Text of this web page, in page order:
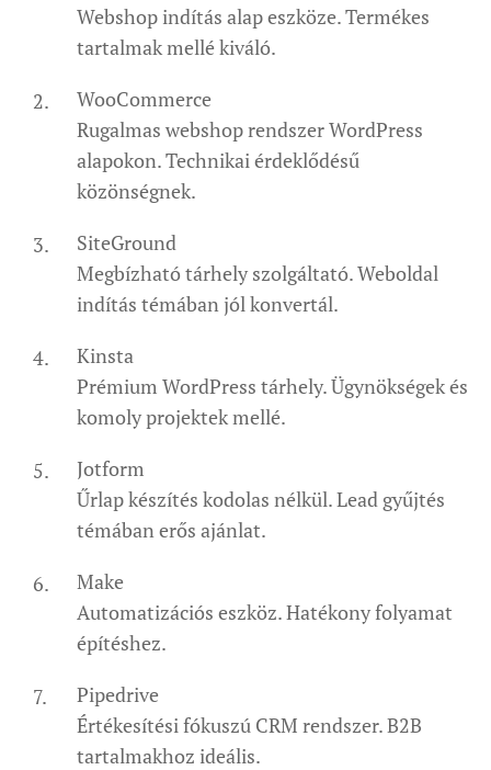
Webshop indítás alap eszköze. Termékes
tartalmak mellé kiváló.
WooCommerce
Rugalmas webshop rendszer WordPress
alapokon. Technikai érdeklődésű
közönségnek.
SiteGround
Megbízható tárhely szolgáltató. Weboldal
indítás témában jól konvertál.
Kinsta
Prémium WordPress tárhely. Ügynökségek és
komoly projektek mellé.
Jotform
Űrlap készítés kodolas nélkül. Lead gyűjtés
témában erős ajánlat.
Make
Automatizációs eszköz. Hatékony folyamat
építéshez.
Pipedrive
Értékesítési fókuszú CRM rendszer. B2B
tartalmakhoz ideális.